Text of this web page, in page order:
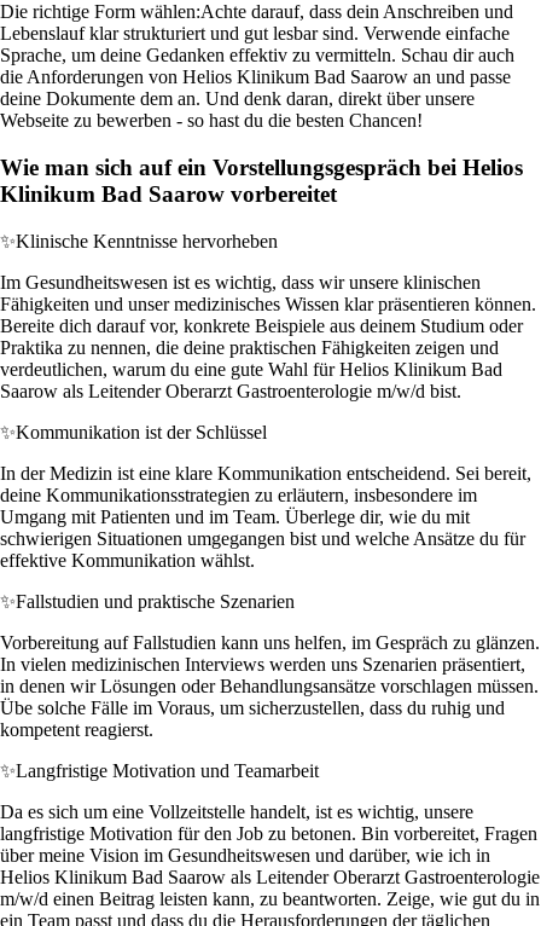
Die richtige Form wählen:Achte darauf, dass dein Anschreiben und
Lebenslauf klar strukturiert und gut lesbar sind. Verwende einfache
Sprache, um deine Gedanken effektiv zu vermitteln. Schau dir auch
die Anforderungen von Helios Klinikum Bad Saarow an und passe
deine Dokumente dem an. Und denk daran, direkt über unsere
Webseite zu bewerben - so hast du die besten Chancen!
Wie man sich auf ein Vorstellungsgespräch bei Helios
Klinikum Bad Saarow vorbereitet
✨Klinische Kenntnisse hervorheben
Im Gesundheitswesen ist es wichtig, dass wir unsere klinischen
Fähigkeiten und unser medizinisches Wissen klar präsentieren können.
Bereite dich darauf vor, konkrete Beispiele aus deinem Studium oder
Praktika zu nennen, die deine praktischen Fähigkeiten zeigen und
verdeutlichen, warum du eine gute Wahl für Helios Klinikum Bad
Saarow als Leitender Oberarzt Gastroenterologie m/w/d bist.
✨Kommunikation ist der Schlüssel
In der Medizin ist eine klare Kommunikation entscheidend. Sei bereit,
deine Kommunikationsstrategien zu erläutern, insbesondere im
Umgang mit Patienten und im Team. Überlege dir, wie du mit
schwierigen Situationen umgegangen bist und welche Ansätze du für
effektive Kommunikation wählst.
✨Fallstudien und praktische Szenarien
Vorbereitung auf Fallstudien kann uns helfen, im Gespräch zu glänzen.
In vielen medizinischen Interviews werden uns Szenarien präsentiert,
in denen wir Lösungen oder Behandlungsansätze vorschlagen müssen.
Übe solche Fälle im Voraus, um sicherzustellen, dass du ruhig und
kompetent reagierst.
✨Langfristige Motivation und Teamarbeit
Da es sich um eine Vollzeitstelle handelt, ist es wichtig, unsere
langfristige Motivation für den Job zu betonen. Bin vorbereitet, Fragen
über meine Vision im Gesundheitswesen und darüber, wie ich in
Helios Klinikum Bad Saarow als Leitender Oberarzt Gastroenterologie
m/w/d einen Beitrag leisten kann, zu beantworten. Zeige, wie gut du in
ein Team passt und dass du die Herausforderungen der täglichen